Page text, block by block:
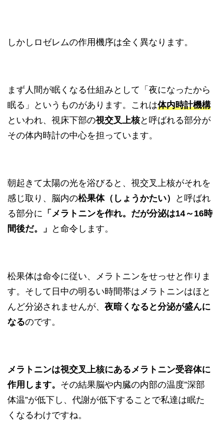
しかしロゼレムの作用機序は全く異なります。
まず人間が眠くなる仕組みとして「夜になったから
眠る」というものがあります。これは体内時計機構
といわれ、視床下部の視交叉上核と呼ばれる部分が
その体内時計の中心を担っています。
朝起きて太陽の光を浴びると、視交叉上核がそれを
感じ取り、脳内の松果体（しょうかたい）
と呼ばれ
る部分に 「メラトニンを作れ。だが分泌は14～16時
間後だ。」
と命令します。
松果体は命令に従い、メラトニンをせっせと作りま
す。そして日中の明るい時間帯はメラトニンはほと
んど分泌されませんが、 夜暗くなると分泌が盛んに
なるのです。
メラトニンは視交叉上核にあるメラトニン受容体に
作用します。 その結果脳や内臓の内部の温度”深部
体温”が低下し、代謝が低下することで私達は眠た
くなるわけですね。